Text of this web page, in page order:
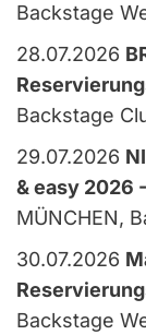
Backstage
28.07.2026
Backstage
29.07.2026
& easy 2026
MÜNCHEN,
30.07.2026
Backstage